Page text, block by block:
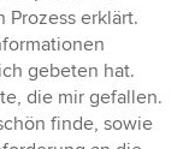
Prozess erklärt.
gebeten hat.
die mir gefallen.
finde, sowie